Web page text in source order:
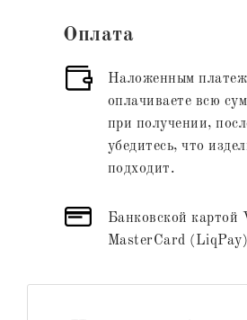
Оплата
Наложенным
оплачиваете всю
при получении,
убедитесь, что
подходит.
Банковской картой
MasterCard (LiqPay)